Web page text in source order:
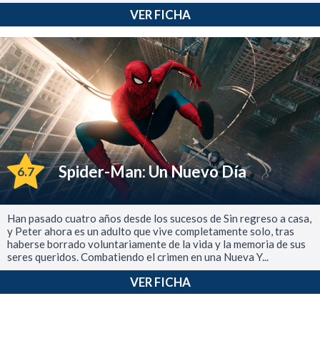
VER FICHA
6.7 Spider-Man: Un Nuevo Día
Han pasado cuatro años desde los sucesos de Sin regreso a casa,
y Peter ahora es un adulto que vive completamente solo, tras
haberse borrado voluntariamente de la vida y la memoria de sus
seres queridos. Combatiendo el crimen en una Nueva Y...
VER FICHA